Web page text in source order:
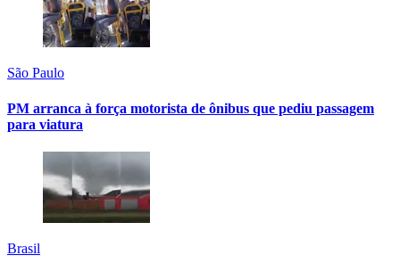
São Paulo
PM arranca à força motorista de ônibus que pediu passagem
para viatura
Brasil